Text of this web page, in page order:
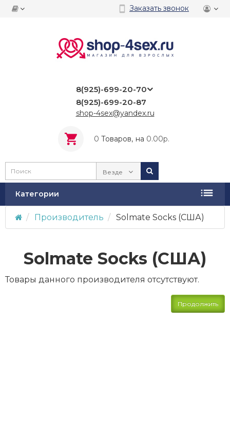
Заказать звонок
8(925)-699-20-70
8(925)-699-20-87
shop-4sex@yandex.ru
0 Tоваров, на 0.00р.
Везде
Категории
Производитель Solmate Socks (США)
Solmate Socks (США)
Товары данного производителя отсутствуют.
Продолжить